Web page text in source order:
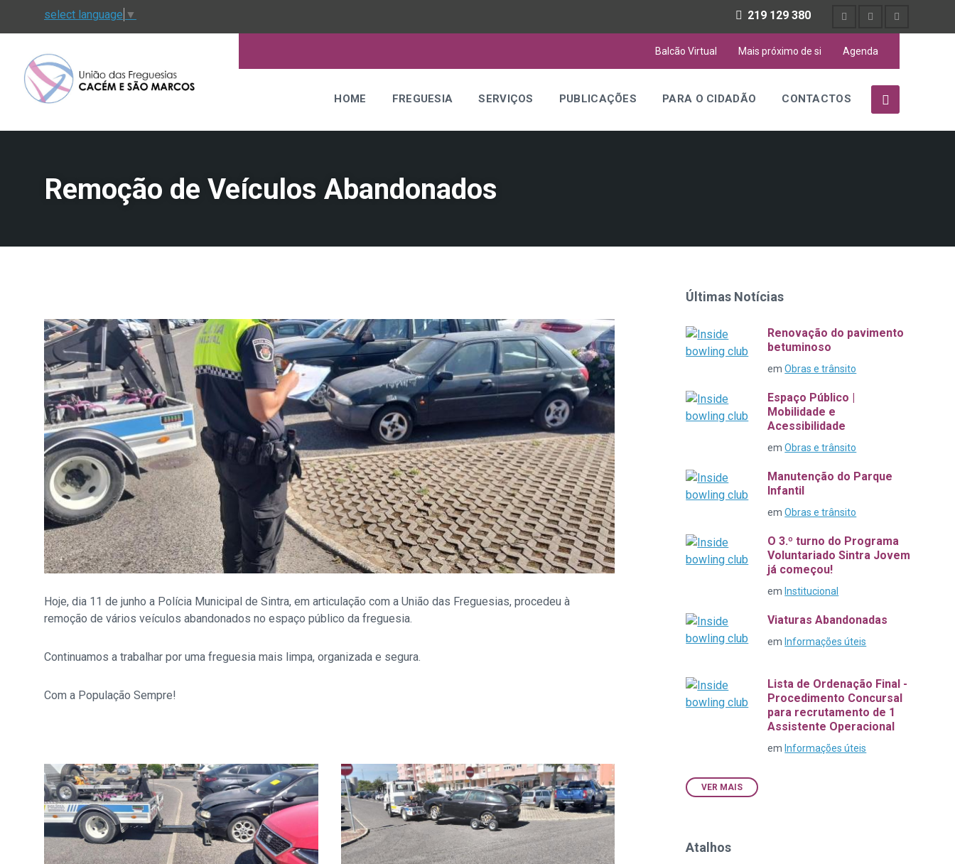
select language ▼ 219 129 380
Balcão Virtual Mais próximo de si Agenda
HOME FREGUESIA SERVIÇOS PUBLICAÇÕES PARA O CIDADÃO CONTACTOS
Remoção de Veículos Abandonados
Hoje, dia 11 de junho a Polícia Municipal de Sintra, em articulação com a União das Freguesias, procedeu à
remoção de vários veículos abandonados no espaço público da freguesia.
Continuamos a trabalhar por uma freguesia mais limpa, organizada e segura.
Com a População Sempre!
Últimas Notícias
Renovação do pavimento
betuminoso
emObras e trânsito
Espaço Público |
Mobilidade e
Acessibilidade
emObras e trânsito
Manutenção do Parque
Infantil
emObras e trânsito
O 3.º turno do Programa
Voluntariado Sintra Jovem
já começou!
em Institucional
Viaturas Abandonadas
em Informações úteis
Lista de Ordenação Final -
Procedimento Concursal
para recrutamento de 1
Assistente Operacional
em Informações úteis
VER MAIS
Atalhos